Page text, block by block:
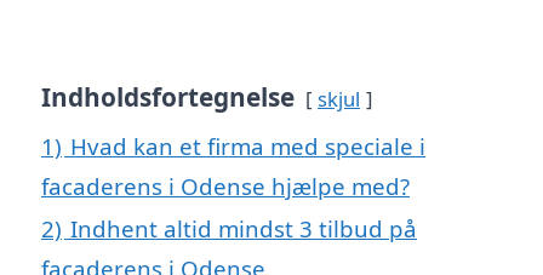
Indholdsfortegnelse skjul
1) Hvad kan et firma med speciale i
facaderens i Odense hjælpe med?
2) Indhent altid mindst 3 tilbud på
facaderens i Odense